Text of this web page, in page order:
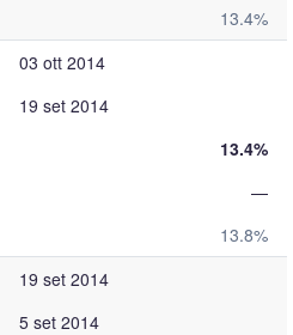
13.4%
03 ott 2014
19 set 2014
13.4%
—
13.8%
19 set 2014
5 set 2014